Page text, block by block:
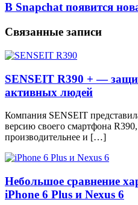
В Snapchat появится
Связанные записи
SENSEIT R390 + —
активных людей
Компания SENSEIT
версию своего смартфона
производительнее и […]
Небольшое сравнение
iPhone 6 Plus и Nexus 6